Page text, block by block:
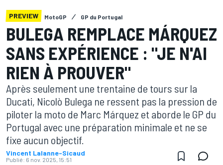
PREVIEW MotoGP GP du Portugal
BULEGA REMPLACE MÁRQUEZ
SANS EXPÉRIENCE : "JE N'AI
RIEN À PROUVER"
Après seulement une trentaine de tours sur la
Ducati, Nicolò Bulega ne ressent pas la pression de
piloter la moto de Marc Márquez et aborde le GP du
Portugal avec une préparation minimale et ne se
fixe aucun objectif.
Vincent Lalanne-Sicaud
Publié: 6 nov. 2025, 15:51